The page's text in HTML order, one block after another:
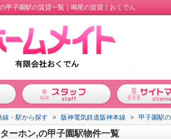
甲子園駅の賃貸一覧｜鳴尾の賃貸｜おくでん
線・駅から探す > 阪神電気鉄道阪神本線 > 甲子園駅
ーホン,の甲子園駅物件一覧